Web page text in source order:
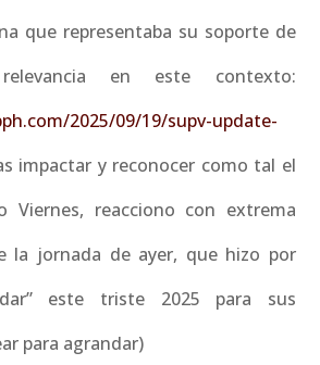
que representaba su soporte de
en este contexto:
2025/09/19/supv-update-
impactar y reconocer como tal el
Viernes, reacciono con extrema
la jornada de ayer, que hizo por
este triste 2025 para sus
para agrandar)